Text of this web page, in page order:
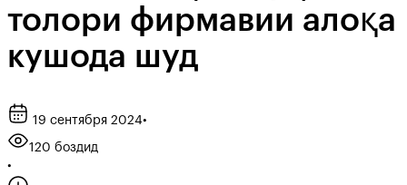
толори фирмавии алоқа
кушода шуд
19 сентября 2024•
120 боздид
•